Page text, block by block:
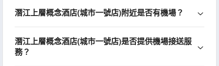
潛江上層概念酒店(城市一號店)附近是否有機場？
潛江上層概念酒店(城市一號店)是否提供機場接送服
務？